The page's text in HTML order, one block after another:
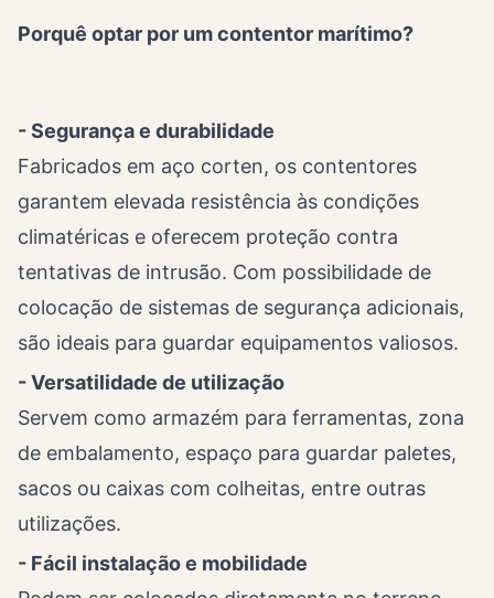
Porquê optar por um contentor marítimo?
- Segurança e durabilidade
Fabricados em aço corten, os contentores
garantem elevada resistência às condições
climatéricas e oferecem proteção contra
tentativas de intrusão. Com possibilidade de
colocação de sistemas de segurança adicionais,
são ideais para guardar equipamentos valiosos.
- Versatilidade de utilização
Servem como armazém para ferramentas, zona
de embalamento, espaço para guardar paletes,
sacos ou caixas com colheitas, entre outras
utilizações.
- Fácil instalação e mobilidade